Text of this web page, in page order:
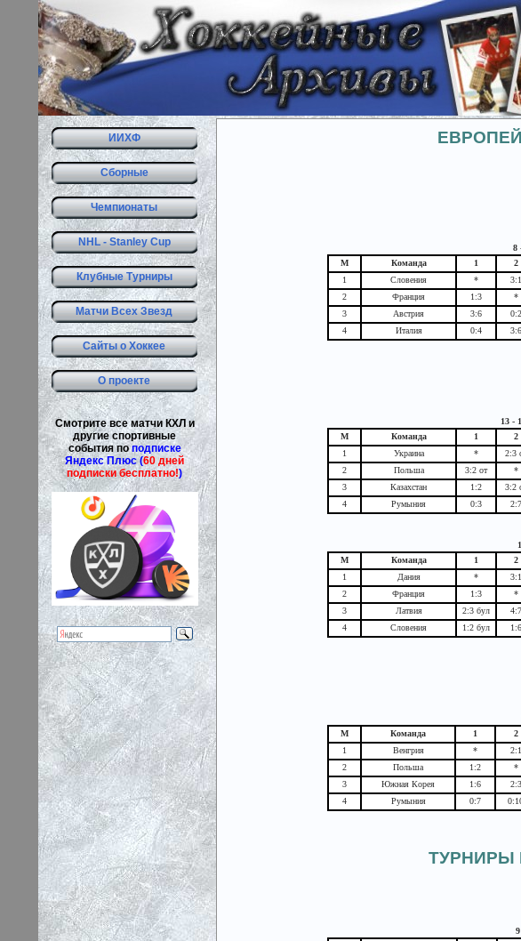
ИИХФ
Сборные
Чемпионаты
NHL - Stanley Cup
Клубные Турниры
Матчи Всех Звезд
Сайты о Хоккее
О проекте
Смотрите все матчи КХЛ и
другие спортивные
события поподписке
Яндекс Плюс (60 дней
подписки бесплатно!)
8
М
Команда 1 2
1
Словения * 3:1
2
Франция 1:3 *
3
Австрия 3:6 0:2
4
Италия 0:4 3:6
13 -
М
Команда 1 2
1
Украина * 2:3
2
Польша 3:2 от *
3
Казахстан 1:2 3:2
4
Румыния 0:3 2:7
М
Команда 1 2
1
Дания * 3:1
2
Франция 1:3 *
3
Латвия 2:3 бул 4:7
4
Словения 1:2 бул 1:6
М
Команда 1 2
1
Венгрия * 2:1
2
Польша 1:2 *
3
Южная Корея 1:6 2:3
4
Румыния 0:7